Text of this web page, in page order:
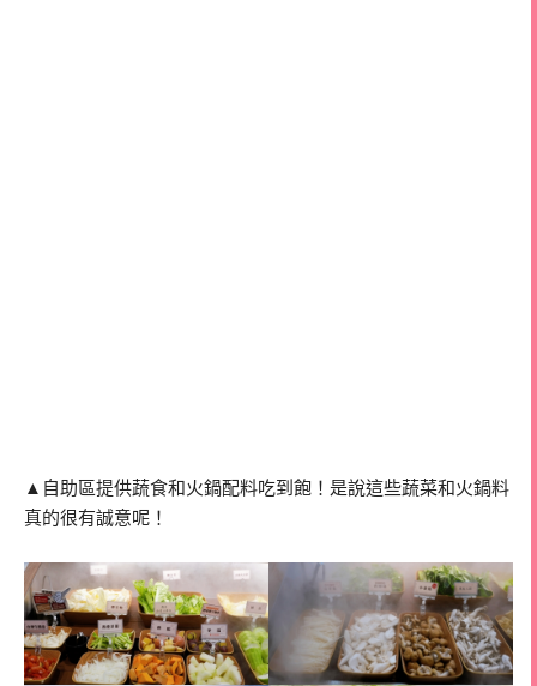
▲自助區提供蔬食和火鍋配料吃到飽！是說這些蔬菜和火鍋料
真的很有誠意呢！